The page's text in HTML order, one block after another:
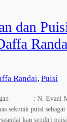
dan
Randai, Puisi
: N. Evani
sekotak puisi sebagai
kau sendiri